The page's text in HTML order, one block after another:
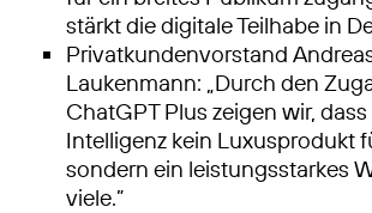
stärkt die digitale Teilhabe in
Privatkundenvorstand
Laukenmann: „Durch den
ChatGPT Plus zeigen wir,
Intelligenz kein Luxusprodukt
sondern ein leistungsstarkes
viele.”